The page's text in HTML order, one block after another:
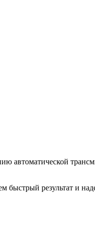
автоматической
результат и